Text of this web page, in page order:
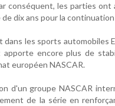
conséquent, les parties
dix ans pour la continuation
les sports automobiles
apporte encore plus de
européen NASCAR.
d'un groupe NASCAR
de la série en